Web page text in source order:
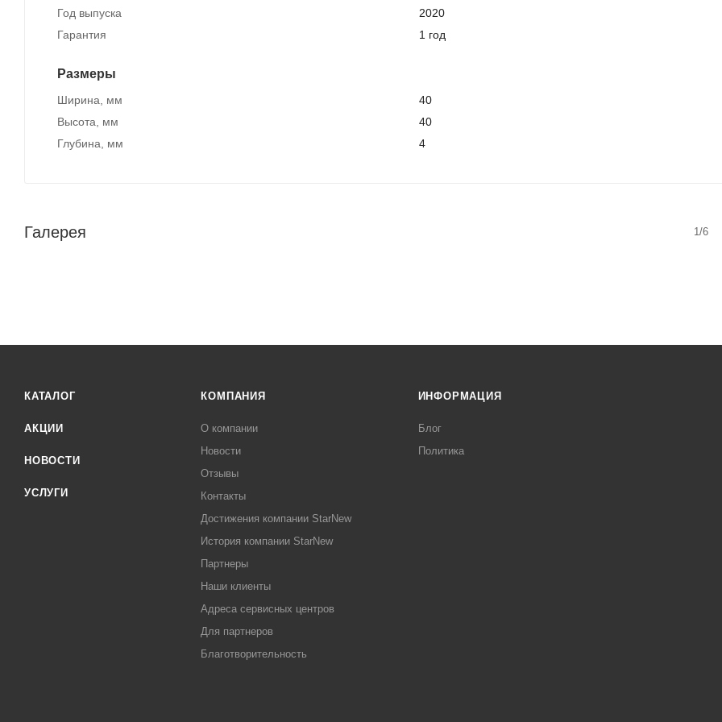
Год выпуска
2020
Гарантия
1 год
Размеры
Ширина, мм
40
Высота, мм
40
Глубина, мм
4
Галерея 1/6
КАТАЛОГ
АКЦИИ
НОВОСТИ
УСЛУГИ
КОМПАНИЯ
О компании
Новости
Отзывы
Контакты
Достижения компании StarNew
История компании StarNew
Партнеры
Наши клиенты
Адреса сервисных центров
Для партнеров
Благотворительность
ИНФОРМАЦИЯ
Блог
Политика